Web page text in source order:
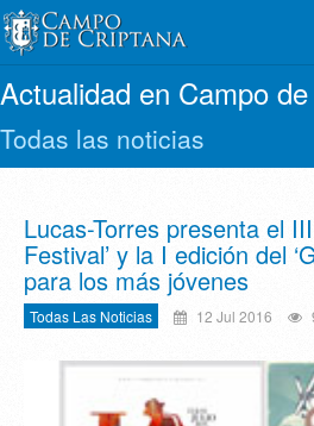
Actualidad en Campo
Todas las noticias
Lucas-Torres presenta el
Festival’ y la I edición del
para los más jóvenes
Todas Las Noticias 12 Jul 2016